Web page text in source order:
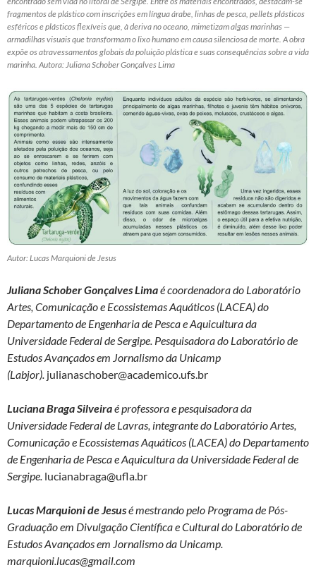
fragmentos de plástico com inscrições em língua árabe, linhas de pesca, pellets plásticos
esféricos e plásticos flexíveis que, à deriva no oceano, mimetizam algas marinhas —
armadilhas visuais que transformam o lixo humano em causa silenciosa de morte. A obra
expõe os atravessamentos globais da poluição plástica e suas consequências sobre a vida
marinha. Autora: Juliana Schober Gonçalves Lima
Autor: Lucas Marquioni de Jesus
Juliana Schober Gonçalves Limaé coordenadora do Laboratório
Artes, Comunicação e Ecossistemas Aquáticos (LACEA) do
Departamento de Engenharia de Pesca e Aquicultura da
Universidade Federal de Sergipe. Pesquisadora do Laboratório de
Estudos Avançados em Jornalismo da Unicamp
(Labjor). julianaschober@academico.ufs.br
Luciana Braga Silveiraé professora e pesquisadora da
Universidade Federal de Lavras, integrantedo Laboratório Artes,
Comunicação e Ecossistemas Aquáticos (LACEA) do Departamento
de Engenharia de Pesca e Aquicultura da Universidade Federal de
Sergipe. lucianabraga@ufla.br
Lucas Marquioni de Jesusémestrando pelo Programa de Pós-
Graduação em Divulgação Científica e Cultural do Laboratório de
Estudos Avançados em Jornalismo da Unicamp.
marquioni.lucas@gmail.com